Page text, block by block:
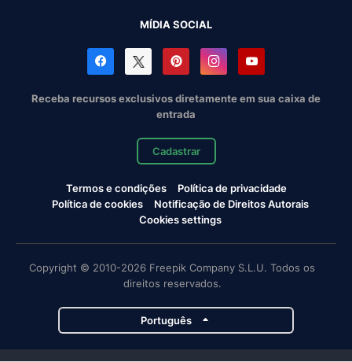
MÍDIA SOCIAL
Receba recursos exclusivos diretamente em sua caixa de
entrada
Cadastrar
Termos e condições
Política de privacidade
Política de cookies
Notificação de Direitos Autorais
Cookies settings
Copyright © 2010-2026 Freepik Company S.L.U. Todos os
direitos reservados.
Português